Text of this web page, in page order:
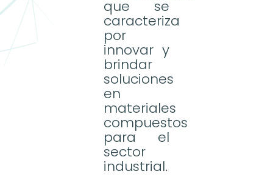
arrow_downward
que se
caracteriza
por
innovar y
brindar
soluciones
en
materiales
compuestos
para el
sector
industrial.